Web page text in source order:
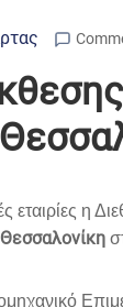
εταιρίες η
Θεσσαλονίκη